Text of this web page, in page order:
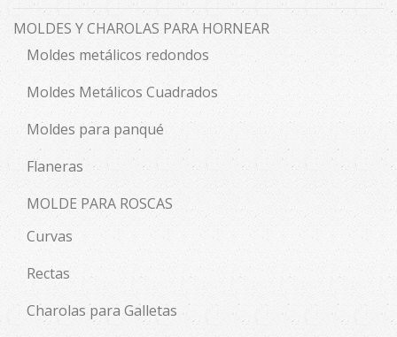
MOLDES Y CHAROLAS PARA HORNEAR
Moldes metálicos redondos
Moldes Metálicos Cuadrados
Moldes para panqué
Flaneras
MOLDE PARA ROSCAS
Curvas
Rectas
Charolas para Galletas